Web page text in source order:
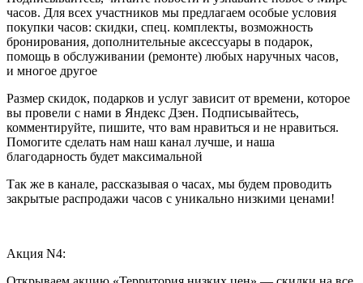
часов. Для всех участников мы предлагаем особые условия
покупки часов: скидки, спец. комплекты, возможность
бронирования, дополнительные аксессуары в подарок,
помощь в обслуживании (ремонте) любых наручных часов,
и многое другое
Размер скидок, подарков и услуг зависит от времени, которое
вы провели с нами в Яндекс Дзен. Подписывайтесь,
комментируйте, пишите, что вам нравиться и не нравиться.
Помогите сделать нам наш канал лучше, и наша
благодарность будет максимальной
Так же в канале, рассказывая о часах, мы будем проводить
закрытые распродажи часов с уникально низкими ценами!
Акция N4: